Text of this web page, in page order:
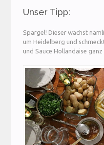
Unser Tipp:
Spargel! Dieser wächst
um Heidelberg und
und Sauce Hollandaise